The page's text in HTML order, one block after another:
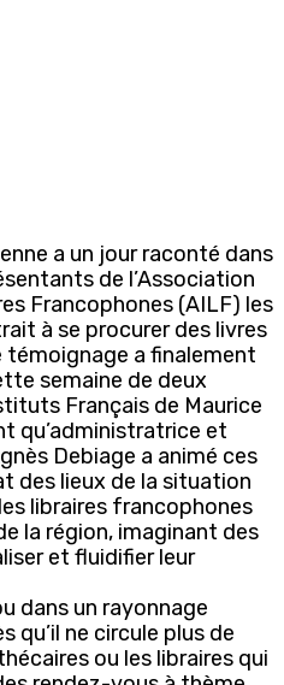
a un jour raconté dans
de l’Association
Francophones (AILF) les
à se procurer des livres
témoignage a finalement
semaine de deux
Français de Maurice
qu’administratrice et
Debiage a animé ces
des lieux de la situation
libraires francophones
la région, imaginant des
et fluidifier leur
dans un rayonnage
qu’il ne circule plus de
ou les libraires qui